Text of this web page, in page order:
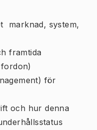
marknad, system,
framtida
för
och hur denna